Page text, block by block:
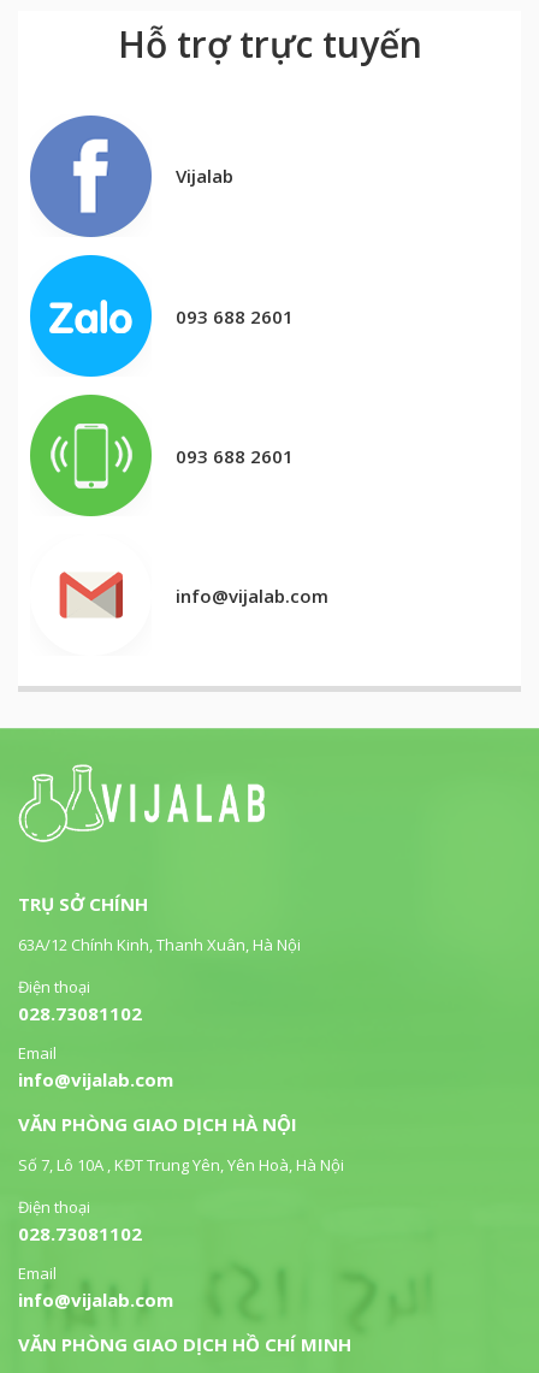
Hỗ trợ trực tuyến
Vijalab
093 688 2601
093 688 2601
info@vijalab.com
TRỤ SỞ CHÍNH
63A/12 Chính Kinh, Thanh Xuân, Hà Nội
Điện thoại
028.73081102
Email
info@vijalab.com
VĂN PHÒNG GIAO DỊCH HÀ NỘI
Số 7, Lô 10A , KĐT Trung Yên, Yên Hoà, Hà Nội
Điện thoại
028.73081102
Email
info@vijalab.com
VĂN PHÒNG GIAO DỊCH HỒ CHÍ MINH